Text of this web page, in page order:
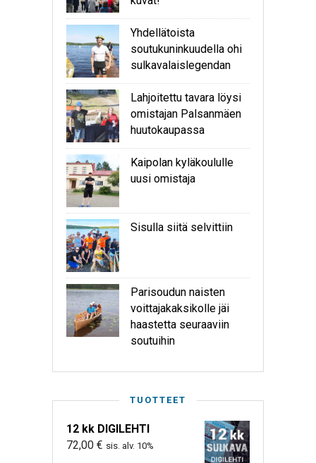
Yhdellätoista
soutukuninkuudella ohi
sulkavalaislegendan
Lahjoitettu tavara löysi
omistajan Palsanmäen
huutokaupassa
Kaipolan kyläkoululle
uusi omistaja
Sisulla siitä selvittiin
Parisoudun naisten
voittajakaksikolle jäi
haastetta seuraaviin
soutuihin
TUOTTEET
12 kk DIGILEHTI
72,00 € sis. alv. 10%